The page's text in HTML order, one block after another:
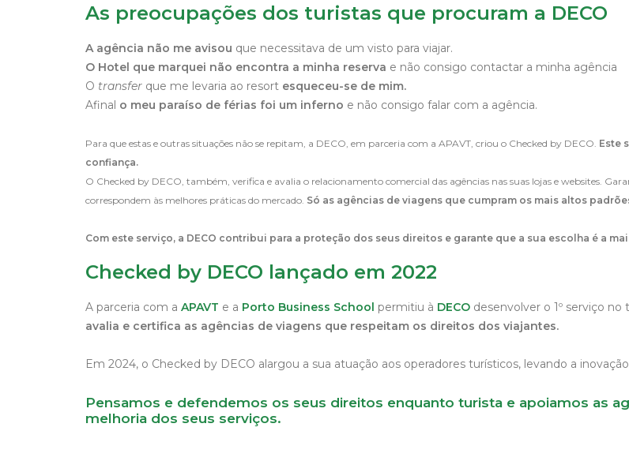
As preocupações dos turistas que procuram a DECO
A agência não me avisou que necessitava de um visto para viajar.
O Hotel que marquei não encontra a minha reserva e não consigo contactar a minha agência
O transfer que me levaria ao resort esqueceu-se de mim.
Afinal o meu paraíso de férias foi um inferno e não consigo falar com a agência.
Para que estas e outras situações não se repitam, a DECO, em parceria com a APAVT, criou o Checked by DECO. Este
confiança.
O Checked by DECO, também, verifica e avalia o relacionamento comercial das agências nas suas lojas e websites.
correspondem às melhores práticas do mercado. Só as agências de viagens que cumpram os mais altos
Com este serviço, a DECO contribui para a proteção dos seus direitos e garante que a sua escolha é a
Checked by DECO lançado em 2022
A parceria com a APAVT e a Porto Business School permitiu à DECO desenvolver o 1º serviço
avalia e certifica as agências de viagens que respeitam os direitos dos viajantes.
Em 2024, o Checked by DECO alargou a sua atuação aos operadores turísticos, levando a
Pensamos e defendemos os seus direitos enquanto turista e apoiamos as
melhoria dos seus serviços.